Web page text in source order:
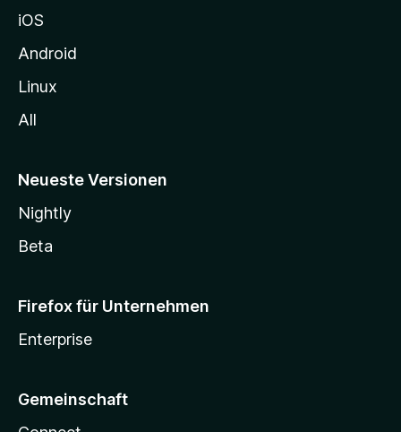
e
n
iOS
Android
Linux
All
Neueste Versionen
Nightly
Beta
Firefox für Unternehmen
Enterprise
Gemeinschaft